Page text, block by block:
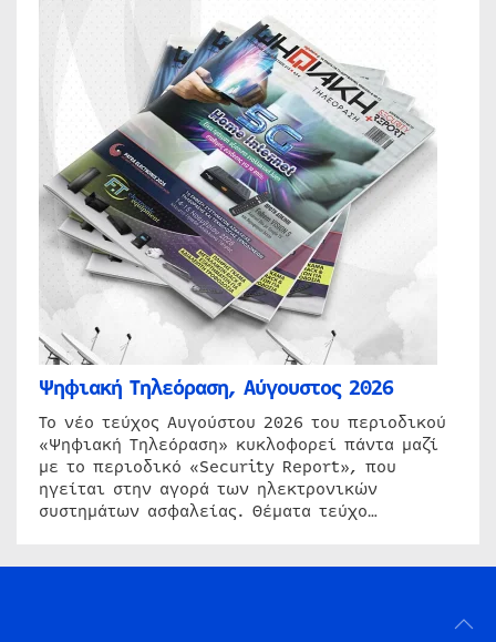
Ψηφιακή Τηλεόραση, Αύγουστος 2026
Το νέο τεύχος Αυγούστου 2026 του περιοδικού
«Ψηφιακή Τηλεόραση» κυκλοφορεί πάντα μαζί
με το περιοδικό «Security Report», που
ηγείται στην αγορά των ηλεκτρονικών
συστημάτων ασφαλείας. Θέματα τεύχο…